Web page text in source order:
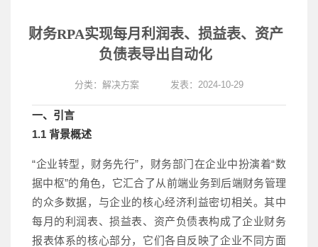
财务RPA实现每月利润表、损益表、资产
负债表导出自动化
分类： 解决方案 发表：2024-10-29
一、引言
1.1 背景概述
“企业转型，财务先行”，财务部门在企业中扮演着“数
据中枢”的角色，它汇合了从前端业务到后端财务管理
的众多数据，与企业的核心经济利益密切相关。其中
每月的利润表、损益表、资产负债表构成了企业财务
报表体系的核心部分，它们各自反映了企业不同方面